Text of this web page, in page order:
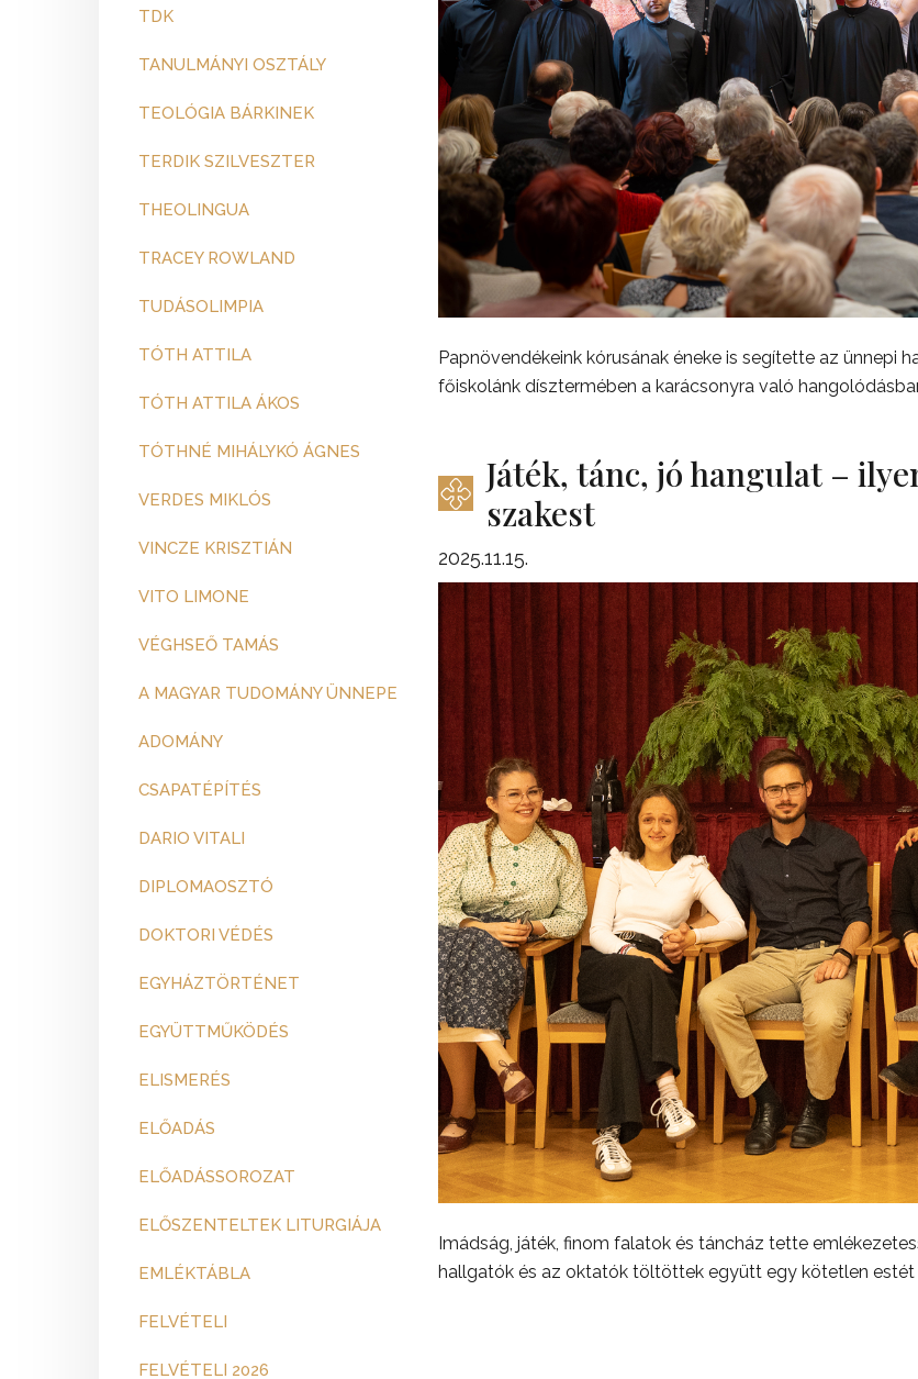
TDK
TANULMÁNYI OSZTÁLY
TEOLÓGIA BÁRKINEK
TERDIK SZILVESZTER
THEOLINGUA
TRACEY ROWLAND
TUDÁSOLIMPIA
TÓTH ATTILA
TÓTH ATTILA ÁKOS
TÓTHNÉ MIHÁLYKÓ ÁGNES
VERDES MIKLÓS
VINCZE KRISZTIÁN
VITO LIMONE
VÉGHSEŐ TAMÁS
A MAGYAR TUDOMÁNY ÜNNEPE
ADOMÁNY
CSAPATÉPÍTÉS
DARIO VITALI
DIPLOMAOSZTÓ
DOKTORI VÉDÉS
EGYHÁZTÖRTÉNET
EGYÜTTMŰKÖDÉS
ELISMERÉS
ELŐADÁS
ELŐADÁSSOROZAT
ELŐSZENTELTEK LITURGIÁJA
EMLÉKTÁBLA
FELVÉTELI
FELVÉTELI 2026
Papnövendékeink kórusának éneke is segítette az ünnepi
főiskolánk dísztermében a karácsonyra való
Játék, tánc, jó hangulat –
szakest
2025.11.15.
Imádság, játék, finom falatok és táncház tette
hallgatók és az oktatók töltöttek együtt egy kötetlen estét